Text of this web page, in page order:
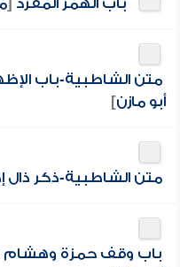
باب الهمز المفرد [
متن الشاطبية-باب
أبو مازن]
متن الشاطبية-ذكر ذال
باب وقف حمزة وهشام